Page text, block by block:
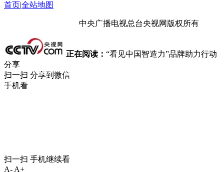
首页|全站地图
中央广播电视总台央视网 版权所有
正在阅读： “看见中国智造力”品牌助力行动
分享
扫一扫 分享到微信
手机看
扫一扫 手机继续看
A- A+